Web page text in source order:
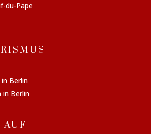
du-Pape
Berlin
in Berlin
AUF